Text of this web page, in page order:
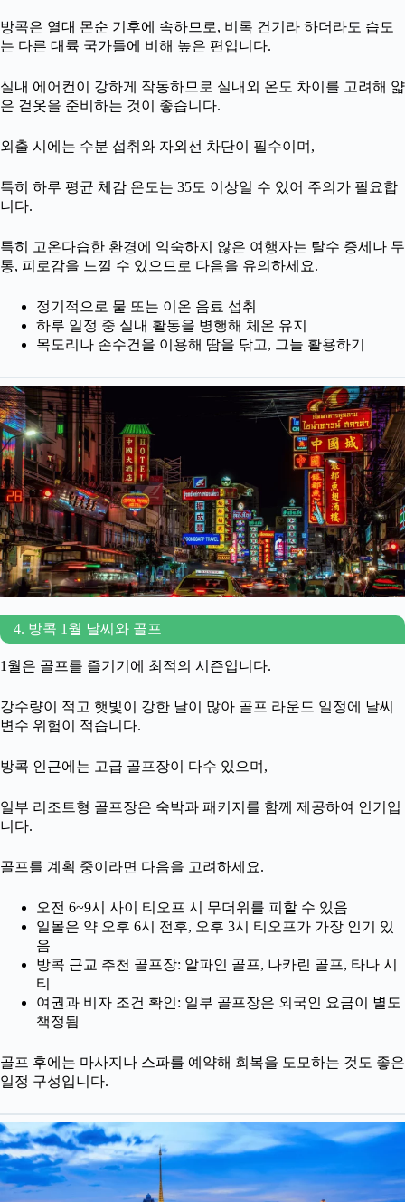
방콕은 열대 몬순 기후에 속하므로, 비록 건기라 하더라도 습도
는 다른 대륙 국가들에 비해 높은 편입니다.
실내 에어컨이 강하게 작동하므로 실내외 온도 차이를 고려해 얇
은 겉옷을 준비하는 것이 좋습니다.
외출 시에는 수분 섭취와 자외선 차단이 필수이며,
특히 하루 평균 체감 온도는 35도 이상일 수 있어 주의가 필요합
니다.
특히 고온다습한 환경에 익숙하지 않은 여행자는 탈수 증세나 두
통, 피로감을 느낄 수 있으므로 다음을 유의하세요.
정기적으로 물 또는 이온 음료 섭취
하루 일정 중 실내 활동을 병행해 체온 유지
목도리나 손수건을 이용해 땀을 닦고, 그늘 활용하기
4. 방콕 1월 날씨와 골프
1월은 골프를 즐기기에 최적의 시즌입니다.
강수량이 적고 햇빛이 강한 날이 많아 골프 라운드 일정에 날씨
변수 위험이 적습니다.
방콕 인근에는 고급 골프장이 다수 있으며,
일부 리조트형 골프장은 숙박과 패키지를 함께 제공하여 인기입
니다.
골프를 계획 중이라면 다음을 고려하세요.
오전 6~9시 사이 티오프 시 무더위를 피할 수 있음
일몰은 약 오후 6시 전후, 오후 3시 티오프가 가장 인기 있
음
방콕 근교 추천 골프장: 알파인 골프, 나카린 골프, 타나 시
티
여권과 비자 조건 확인: 일부 골프장은 외국인 요금이 별도
책정됨
골프 후에는 마사지나 스파를 예약해 회복을 도모하는 것도 좋은
일정 구성입니다.